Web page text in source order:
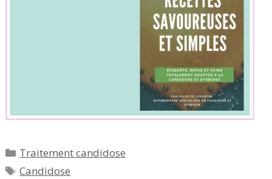
Catégories
Traitement candidose
Étiquettes
Candidose